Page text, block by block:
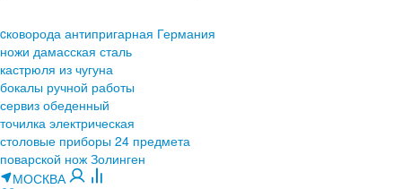
cковорода антипригарная Германия
ножи дамасская сталь
кастрюля из чугуна
бокалы ручной работы
сервиз обеденный
точилка электрическая
столовые приборы 24 предмета
поварской нож Золинген
МОСКВА